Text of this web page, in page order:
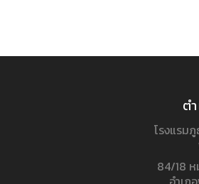
ต
โรงแรม
84/18